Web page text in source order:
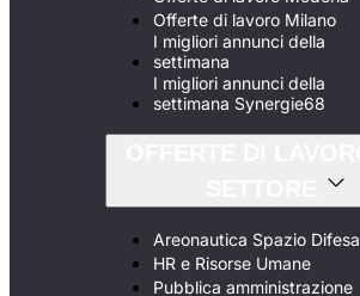
Offerte di lavoro Milano
I migliori annunci della
settimana
I migliori annunci della
settimana Synergie68
Areonautica Spazio Difesa
HR e Risorse Umane
Pubblica amministrazione